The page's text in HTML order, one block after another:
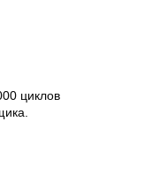
циклов